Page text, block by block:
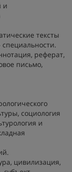
и
тексты
реферат,
письмо,
социология
и
цивилизация,